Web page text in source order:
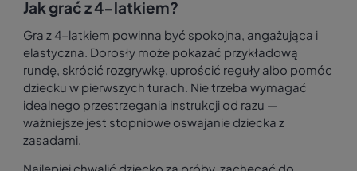
Jak grać z 4-latkiem?
Gra z 4-latkiem powinna być spokojna, angażująca i
elastyczna. Dorosły może pokazać przykładową
rundę, skrócić rozgrywkę, uprościć reguły albo pomóc
dziecku w pierwszych turach. Nie trzeba wymagać
idealnego przestrzegania instrukcji od razu —
ważniejsze jest stopniowe oswajanie dziecka z
zasadami.